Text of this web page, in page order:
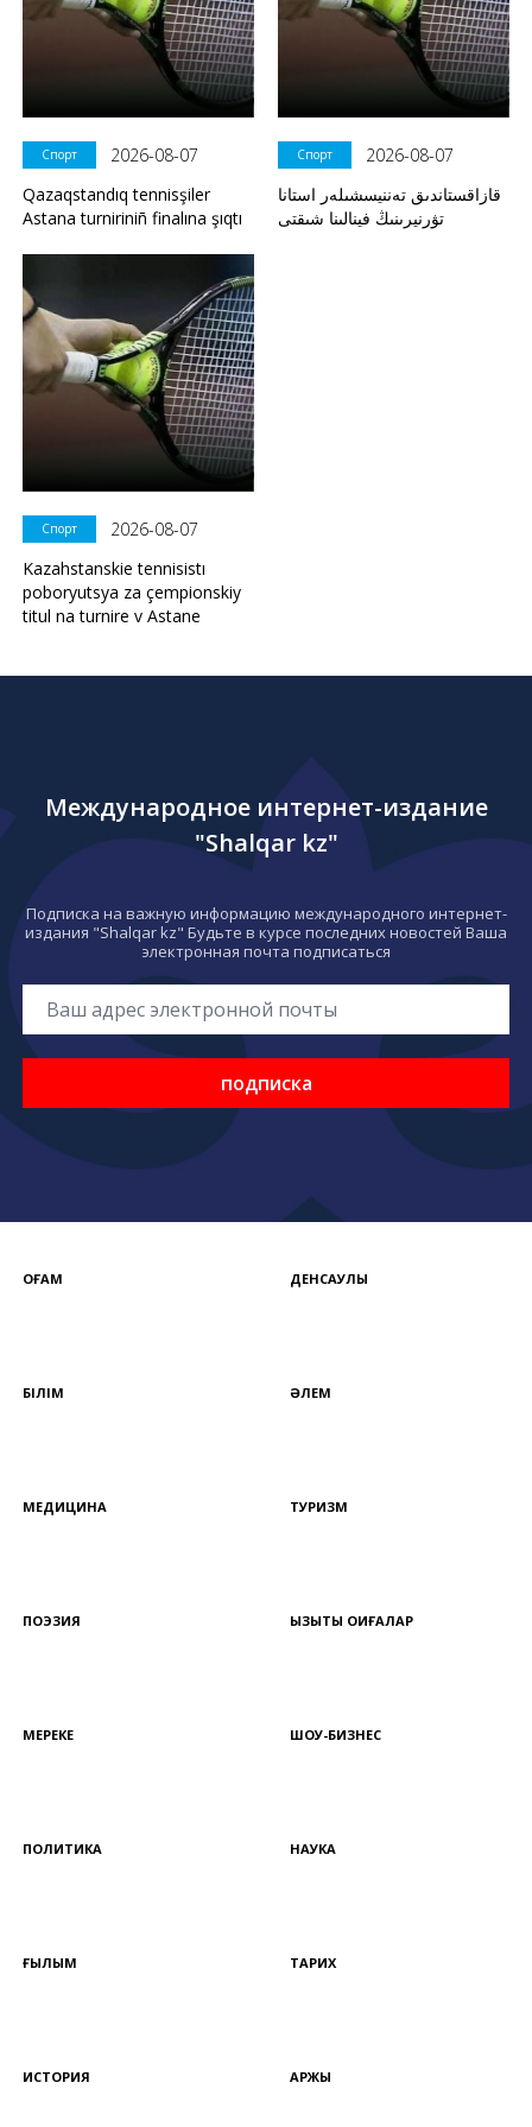
Спорт
2026-08-07
Qazaqstandıq tennisşiler
Astana turniriniñ finalına şıqtı
Спорт
2026-08-07
قازاقستاندىق تەننيسشىلەر استانا
تۋرنيرىنىڭ فينالىنا شىقتى
Спорт
2026-08-07
Kazahstanskie tennisistı
poboryutsya za çempionskiy
titul na turnire v Astane
Международное интернет-издание
"Shalqar kz"
Подписка на важную информацию международного интернет-
издания "Shalqar kz" Будьте в курсе последних новостей Ваша
электронная почта подписаться
подписка
ҚОҒАМ ДЕНСАУЛЫҚ
БІЛІМ ӘЛЕМ
МЕДИЦИНА ТУРИЗМ
ПОЭЗИЯ ҚЫЗЫҚТЫ ОҚИҒАЛАР
МЕРЕКЕ ШОУ-БИЗНЕС
ПОЛИТИКА НАУКА
ҒЫЛЫМ ТАРИХ
ИСТОРИЯ ҚАРЖЫ